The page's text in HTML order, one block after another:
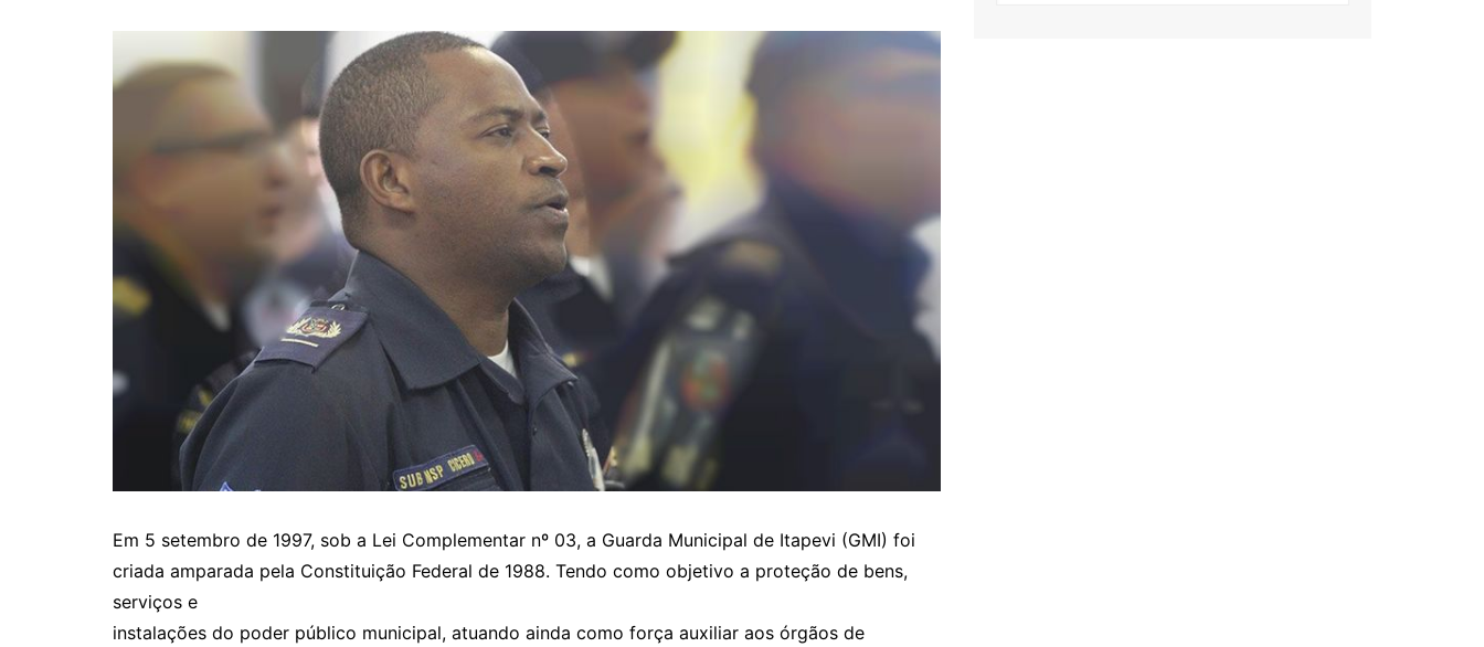
Em 5 setembro de 1997, sob a Lei Complementar nº 03, a Guarda Municipal de Itapevi (GMI) foi
criada amparada pela Constituição Federal de 1988. Tendo como objetivo a proteção de bens,
serviços e
instalações do poder público municipal, atuando ainda como força auxiliar aos órgãos de